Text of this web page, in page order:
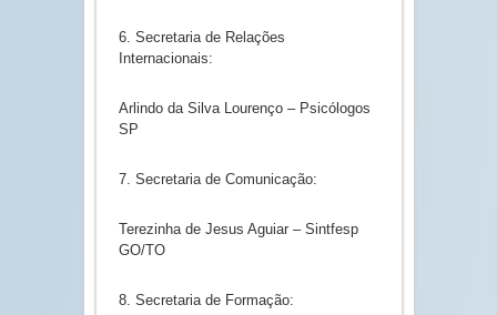
6. Secretaria de Relações
Internacionais:
Arlindo da Silva Lourenço – Psicólogos
SP
7. Secretaria de Comunicação:
Terezinha de Jesus Aguiar – Sintfesp
GO/TO
8. Secretaria de Formação: